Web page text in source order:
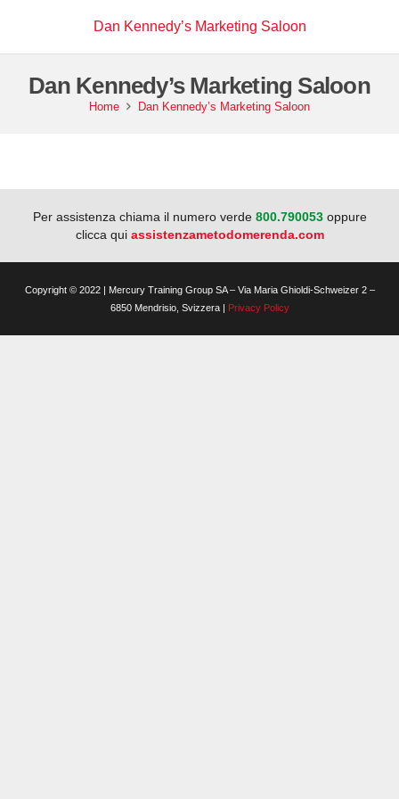
Dan Kennedy’s Marketing Saloon
Dan Kennedy’s Marketing Saloon
Home Dan Kennedy’s Marketing Saloon
Per assistenza chiama il numero verde 800.790053 oppure
clicca qui assistenzametodomerenda.com
Copyright © 2022 | Mercury Training Group SA – Via Maria Ghioldi-Schweizer 2 –
6850 Mendrisio, Svizzera | Privacy Policy